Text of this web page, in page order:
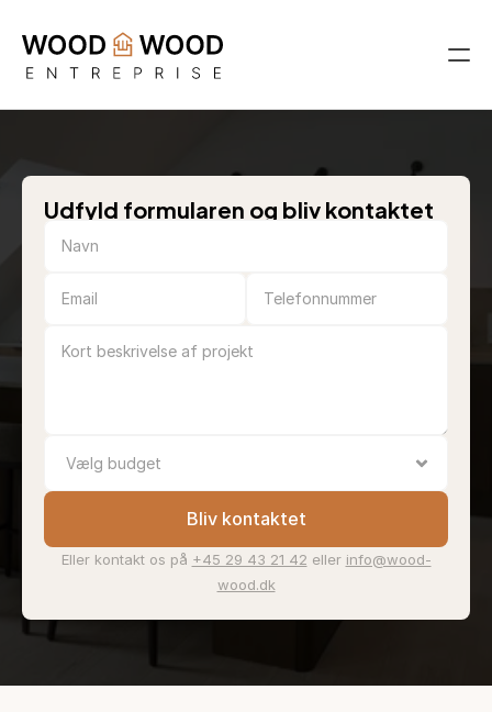
Udfyld formularen og bliv kontaktet
Bliv kontaktet
Eller kontakt os på +45 29 43 21 42 eller info@wood-
wood.dk